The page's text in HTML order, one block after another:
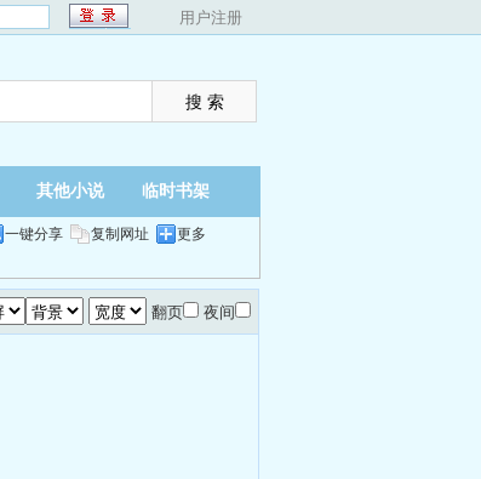
用户注册
其他小说 临时书架
一键分享 复制网址 更多
翻页 夜间